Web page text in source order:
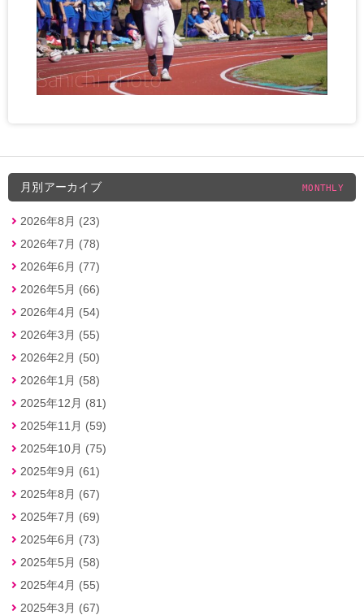
月別アーカイブ MONTHLY
2026年8月 (23)
2026年7月 (78)
2026年6月 (77)
2026年5月 (66)
2026年4月 (54)
2026年3月 (55)
2026年2月 (50)
2026年1月 (58)
2025年12月 (81)
2025年11月 (59)
2025年10月 (75)
2025年9月 (61)
2025年8月 (67)
2025年7月 (69)
2025年6月 (73)
2025年5月 (58)
2025年4月 (55)
2025年3月 (67)